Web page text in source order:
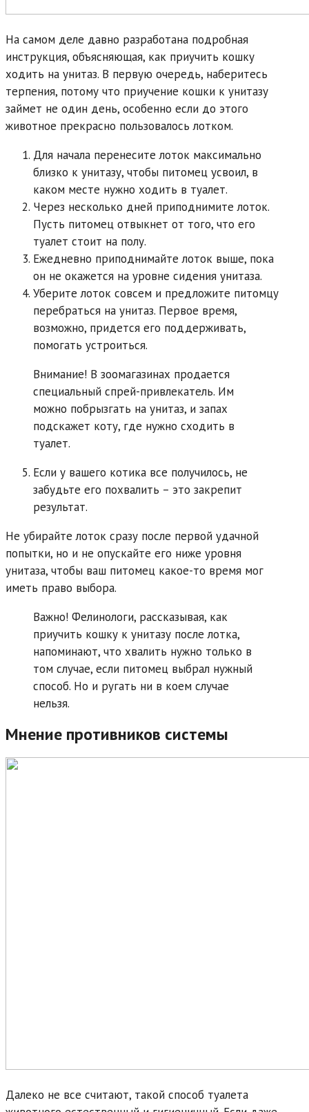
На самом деле давно разработана подробная
инструкция, объясняющая, как приучить кошку
ходить на унитаз. В первую очередь, наберитесь
терпения, потому что приучение кошки к унитазу
займет не один день, особенно если до этого
животное прекрасно пользовалось лотком.
Для начала перенесите лоток максимально
близко к унитазу, чтобы питомец усвоил, в
каком месте нужно ходить в туалет.
Через несколько дней приподнимите лоток.
Пусть питомец отвыкнет от того, что его
туалет стоит на полу.
Ежедневно приподнимайте лоток выше, пока
он не окажется на уровне сидения унитаза.
Уберите лоток совсем и предложите питомцу
перебраться на унитаз. Первое время,
возможно, придется его поддерживать,
помогать устроиться.
Внимание! В зоомагазинах продается
специальный спрей-привлекатель. Им
можно побрызгать на унитаз, и запах
подскажет коту, где нужно сходить в
туалет.
Если у вашего котика все получилось, не
забудьте его похвалить – это закрепит
результат.
Не убирайте лоток сразу после первой удачной
попытки, но и не опускайте его ниже уровня
унитаза, чтобы ваш питомец какое-то время мог
иметь право выбора.
Важно! Фелинологи, рассказывая, как
приучить кошку к унитазу после лотка,
напоминают, что хвалить нужно только в
том случае, если питомец выбрал нужный
способ. Но и ругать ни в коем случае
нельзя.
Мнение противников системы
Далеко не все считают, такой способ туалета